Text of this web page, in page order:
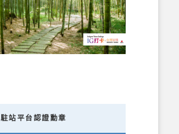
駐站平台認證勳章